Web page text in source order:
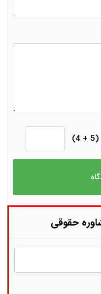
حقوقی